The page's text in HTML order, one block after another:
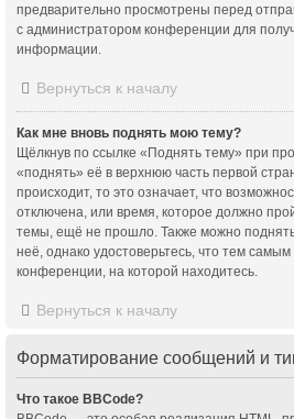
предварительно просмотрены перед
с администратором конференции для
информации.
Вернуться к началу
Как мне вновь поднять мою тему?
Щёлкнув по ссылке «Поднять тему» при
«поднять» её в верхнюю часть первой
происходит, то это означает, что
отключена, или время, которое должно
темы, ещё не прошло. Также можно поднять
неё, однако удостоверьтесь, что тем
конференции, на которой находитесь.
Вернуться к началу
Форматирование сообщений и
Что такое BBCode?